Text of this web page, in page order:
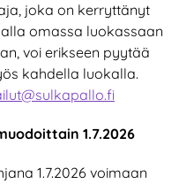
joka on kerryttänyt
omassa luokassaan
voi erikseen pyytää
kahdella luokalla.
1.7.2026
1.7.2026 voimaan